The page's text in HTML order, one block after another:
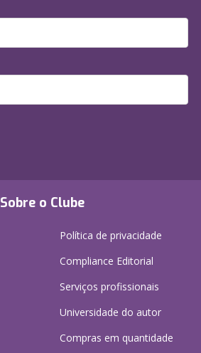
Sobre o Clube
Política de privacidade
Compliance Editorial
Serviços profissionais
Universidade do autor
Compras em quantidade